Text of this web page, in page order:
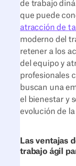
de trabajo
que puede
atracción de
moderno del
retener a los
del equipo y
profesionales
buscan una
el bienestar y
evolución de
Las ventajas
trabajo ágil